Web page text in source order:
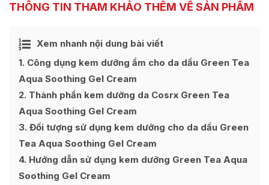
THÔNG TIN THAM KHẢO THÊM VỀ SẢN PHẨM
Xem nhanh nội dung bài viết
Ẩn
1 Công dụng kem dưỡng ẩm cho da dầu Green Tea
Aqua Soothing Gel Cream
2 Thành phần kem dưỡng da Cosrx Green Tea
Aqua Soothing Gel Cream
3 Đối tượng sử dụng kem dưỡng cho da dầu Green
Tea Aqua Soothing Gel Cream
4 Hướng dẫn sử dụng kem dưỡng Green Tea Aqua
Soothing Gel Cream